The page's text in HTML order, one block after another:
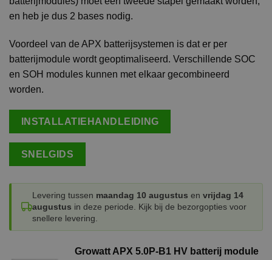
en heb je dus 2 bases nodig.
Voordeel van de APX batterijsystemen is dat er per
batterijmodule wordt geoptimaliseerd. Verschillende SOC
en SOH modules kunnen met elkaar gecombineerd
worden.
INSTALLATIEHANDLEIDING
SNELGIDS
Levering tussen maandag 10 augustus en vrijdag 14
augustus in deze periode. Kijk bij de bezorgopties voor
snellere levering.
Growatt APX 5.0P-B1 HV batterij module